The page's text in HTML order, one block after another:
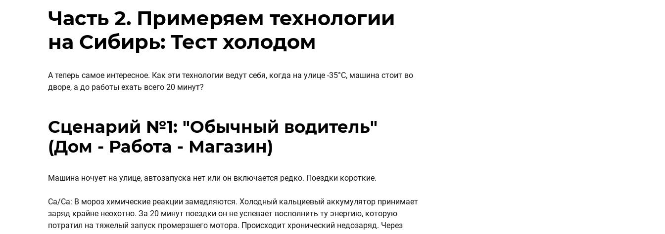
Часть 2. Примеряем технологии
на Сибирь: Тест холодом
А теперь самое интересное. Как эти технологии ведут себя, когда на улице -35°C, машина стоит во
дворе, а до работы ехать всего 20 минут?
Сценарий №1: "Обычный водитель"
(Дом - Работа - Магазин)
Машина ночует на улице, автозапуска нет или он включается редко. Поездки короткие.
Ca/Ca: В мороз химические реакции замедляются. Холодный кальциевый аккумулятор принимает
заряд крайне неохотно. За 20 минут поездки он не успевает восполнить ту энергию, которую
потратил на тяжелый запуск промерзшего мотора. Происходит хронический недозаряд. Через